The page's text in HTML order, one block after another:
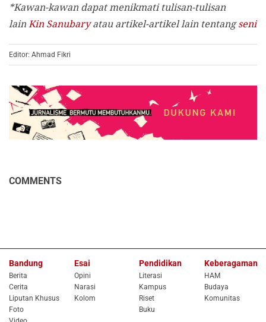
*Kawan-kawan dapat menikmati tulisan-tulisan
lainKin Sanubaryatau artikel-artikel lain tentangseni
Editor: Ahmad Fikri
COMMENTS
Bandung
Berita
Cerita
Liputan Khusus
Foto
Esai
Opini
Narasi
Kolom
Pendidikan
Literasi
Kampus
Riset
Buku
Keberagaman
HAM
Budaya
Komunitas